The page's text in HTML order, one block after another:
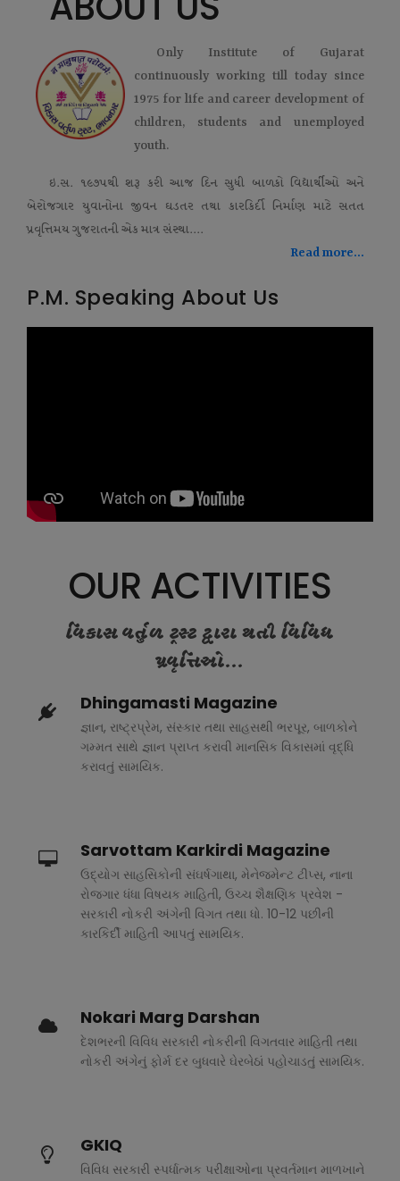
Only Institute of Gujarat
continuously working till today since
1975 for life and career development of
children, students and unemployed
youth.
ઇ.સ. ૧૯૭૫થી શરૂ કરી આજ દિન સુધી બાળકો વિદ્યાર્થીઓ અને
બેરોજગાર યુવાનોના જીવન ઘડતર તથા કારકિર્દી નિર્માણ માટે સતત
પ્રવૃત્તિમય ગુજરાતની એક માત્ર સંસ્થા....
Read more...
P.M. Speaking About Us
OUR ACTIVITIES
વિકાસ વર્તુળ ટ્રસ્ટ દ્વારા થતી વિવિધ
પ્રવૃત્તિઓ...
Dhingamasti Magazine
જ્ઞાન, રાષ્ટ્રપ્રેમ, સંસ્કાર તથા સાહસથી ભરપૂર, બાળકોને
ગમ્મત સાથે જ્ઞાન પ્રાપ્ત કરાવી માનસિક વિકાસમાં વૃદ્ધિ
કરાવતું સામયિક.
Sarvottam Karkirdi Magazine
ઉદ્યોગ સાહસિકોની સંઘર્ષગાથા, મેનેજમેન્ટ ટીપ્સ, નાના
રોજગાર ધંધા વિષયક માહિતી, ઉચ્ચ શૈક્ષણિક પ્રવેશ -
સરકારી નોકરી અંગેની વિગત તથા ધો. 10-12 પછીની
કારકિર્દી માહિતી આપતું સામયિક.
Nokari Marg Darshan
દેશભરની વિવિધ સરકારી નોકરીની વિગતવાર માહિતી તથા
નોકરી અંગેનું ફોર્મ દર બુધવારે ઘેરબેઠાં પહોચાડતું સામયિક.
GKIQ
વિવિધ સરકારી સ્પર્ધાત્મક પરીક્ષાઓના પ્રવર્તમાન માળખાને